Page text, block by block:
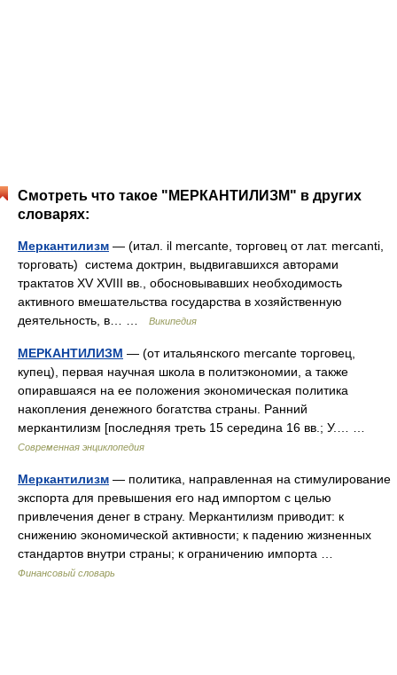
Смотреть что такое "МЕРКАНТИЛИЗМ" в других
словарях:
Меркантилизм — (итал. il mercante, торговец от лат. mercanti,
торговать) система доктрин, выдвигавшихся авторами
трактатов XV XVIII вв., обосновывавших необходимость
активного вмешательства государства в хозяйственную
деятельность, в… …
Википедия
МЕРКАНТИЛИЗМ — (от итальянского mercante торговец,
купец), первая научная школа в политэкономии, а также
опиравшаяся на ее положения экономическая политика
накопления денежного богатства страны. Ранний
меркантилизм [последняя треть 15 середина 16 вв.; У.… …
Современная энциклопедия
Меркантилизм — политика, направленная на стимулирование
экспорта для превышения его над импортом с целью
привлечения денег в страну. Меркантилизм приводит: к
снижению экономической активности; к падению жизненных
стандартов внутри страны; к ограничению импорта …
Финансовый словарь